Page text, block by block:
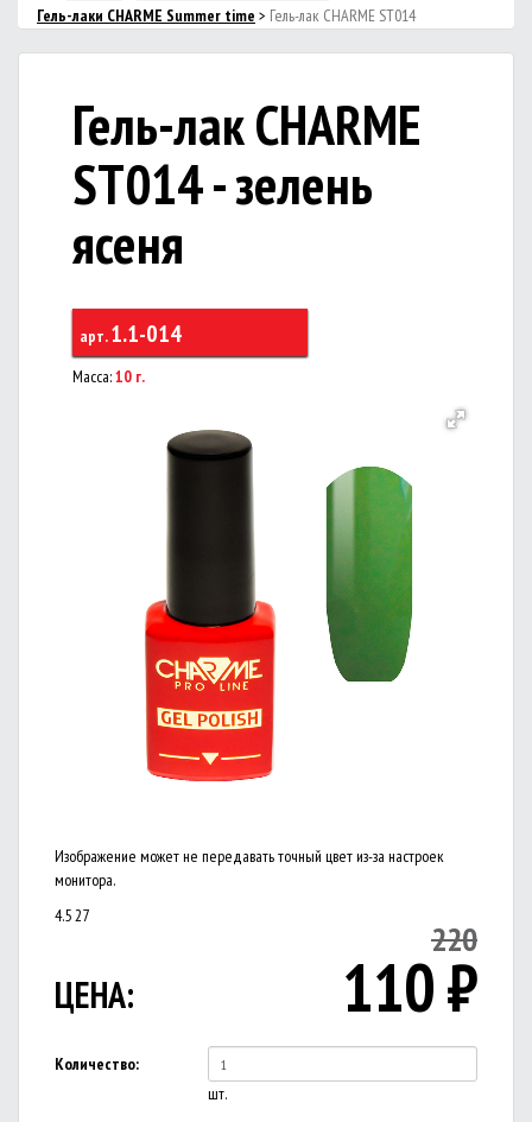
Гель-лаки CHARME Summer time > Гель-лак CHARME ST014
Гель-лак CHARME
ST014 - зелень
ясеня
арт.1.1-014
Масса:10 г.
Изображение может не передавать точный цвет из-за настроек
монитора.
4.527
ЦЕНА:
220
110₽
Количество:
шт.